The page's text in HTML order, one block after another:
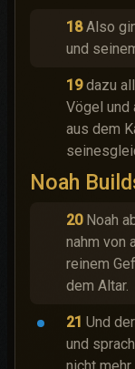
18 Also
und
19 dazu
Vögel und
aus dem
Noah
20 Noah
nahm von
reinem
dem Altar.
21 Und
und